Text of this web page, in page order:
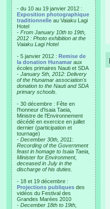
- du 10 au 19 janvier 2012 :
Exposition photographique
traditionnelle au Vaiaku Lagi
Hotel
- From January 10th to 19th,
2012 : Photo exhibition at the
Vaiaku Lagi Hotel
- 5 janvier 2012 : Remise de
la donation Hunamar aux
écoles primaires Nauti et SDA
- January 5th, 2012: Delivery
of the Hunamar association's
donation to the Nauti and SDA
primary schools.
- 30 décembre : Fête en
l'honneur d'Isaia Taeia,
Ministre de l'Environnement
décédé en exercice en juillet
dernier (participation et
tournage)
- December 30th, 2011:
Recording of the Government
feast in homage to Isaia Taeia,
Minister for Environment,
deceased in July in the
discharge of his duties.
- 18 et 19 décembre :
Projections publiques des
vidéos du Festival des
Grandes Marées 2010
- December 18th to 19th,